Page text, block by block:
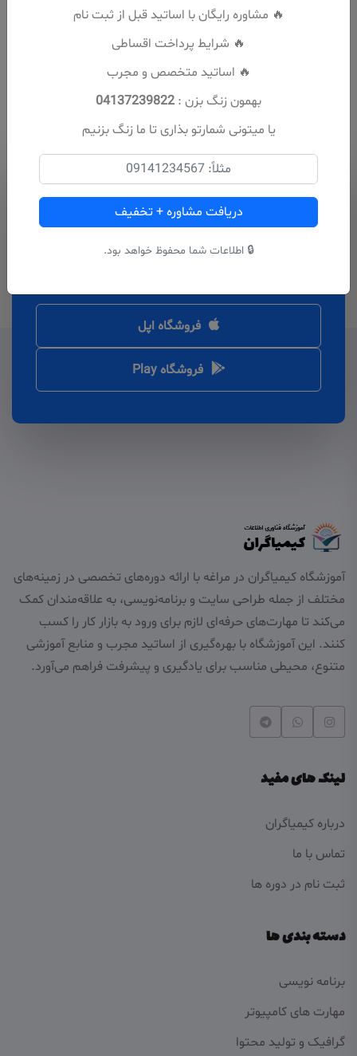
شماره تماس:09398765488
دانلود برنامه
آیا برای شروع کار خود آماده اید
دوره آنلاین؟
فروشگاه اپل
فروشگاه Play
آموزشگاه کیمیاگران در مراغه با ارائه دوره‌های تخصصی در زمینه‌های
مختلف از جمله طراحی سایت و برنامه‌نویسی، به علاقه‌مندان کمک
می‌کند تا مهارت‌های حرفه‌ای لازم برای ورود به بازار کار را کسب
کنند. این آموزشگاه با بهره‌گیری از اساتید مجرب و منابع آموزشی
متنوع، محیطی مناسب برای یادگیری و پیشرفت فراهم می‌آورد.
لینک های مفید
درباره کیمیاگران
تماس با ما
ثبت نام در دوره ها
دسته بندی ها
برنامه نویسی
مهارت های کامپیوتر
گرافیک و تولید محتوا
🔥 مشاوره رایگان با اساتید قبل از ثبت نام
🔥 شرایط پرداخت اقساطی
🔥 اساتید متخصص و مجرب
بهمون زنگ بزن : 04137239822
یا میتونی شمارتو بذاری تا ما زنگ بزنیم
دریافت مشاوره + تخفیف
🔒 اطلاعات شما محفوظ خواهد بود.